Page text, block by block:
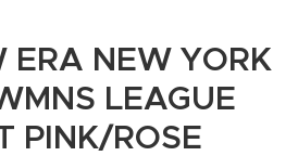
ERA NEW YORK
LEAGUE
PINK/ROSE